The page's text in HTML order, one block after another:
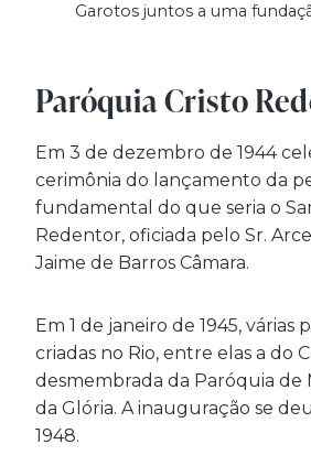
Garotos juntos a uma
Paróquia Cristo
Em 3 de dezembro de 1944
cerimônia do lançamento da
fundamental do que seria o
Redentor, oficiada pelo Sr.
Jaime de Barros Câmara.
Em 1 de janeiro de 1945, várias
criadas no Rio, entre elas a do
desmembrada da Paróquia de
da Glória. A inauguração se
1948.